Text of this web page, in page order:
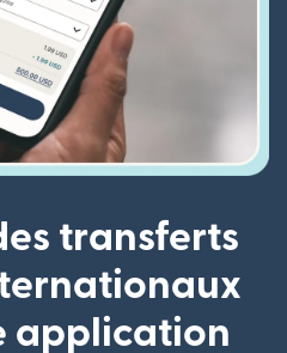
transferts
application